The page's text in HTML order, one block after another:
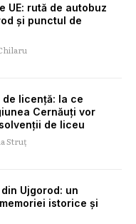
UE: rută de autobuz
și punctul de
licență: la ce
Cernăuți vor
de liceu
Struț
Ujgorod: un
istorice și